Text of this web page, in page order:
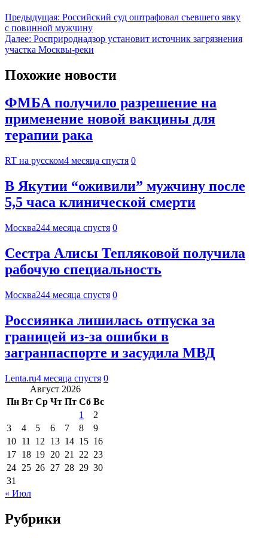
Предыдущая: Российский суд оштрафовал съевшего явку
с повинной мужчину
Далее: Росприроднадзор установит источник загрязнения
участка Москвы-реки
Похожие новости
ФМБА получило разрешение на
применение новой вакцины для
терапии рака
RT на русском4 месяца спустя 0
В Якутии “оживили” мужчину после
5,5 часа клинической смерти
Москва244 месяца спустя 0
Сестра Алисы Тепляковой получила
рабочую специальность
Москва244 месяца спустя 0
Россиянка лишилась отпуска за
границей из-за ошибки в
загранпаспорте и засудила МВД
Lenta.ru4 месяца спустя 0
Август 2026
Пн Вт Ср Чт Пт Сб Вс
1
2
3
4 5 6 7 8
9
10 11 12 13 14 15 16
17 18 19 20 21 22 23
24 25 26 27 28 29 30
31
« Июл
Рубрики